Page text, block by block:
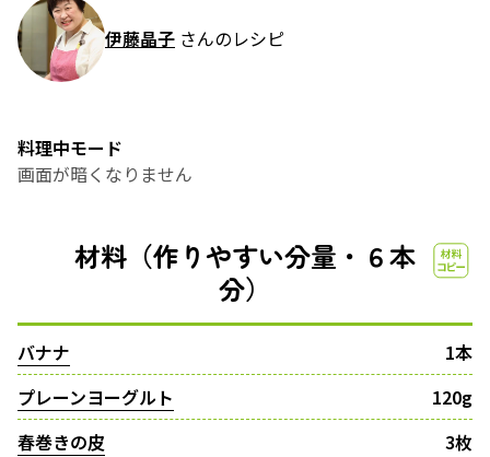
伊藤晶子 さんのレシピ
料理中モード
画面が暗くなりません
材料（作りやすい分量・６本
分）
バナナ
1本
プレーンヨーグルト
120g
春巻きの皮
3枚